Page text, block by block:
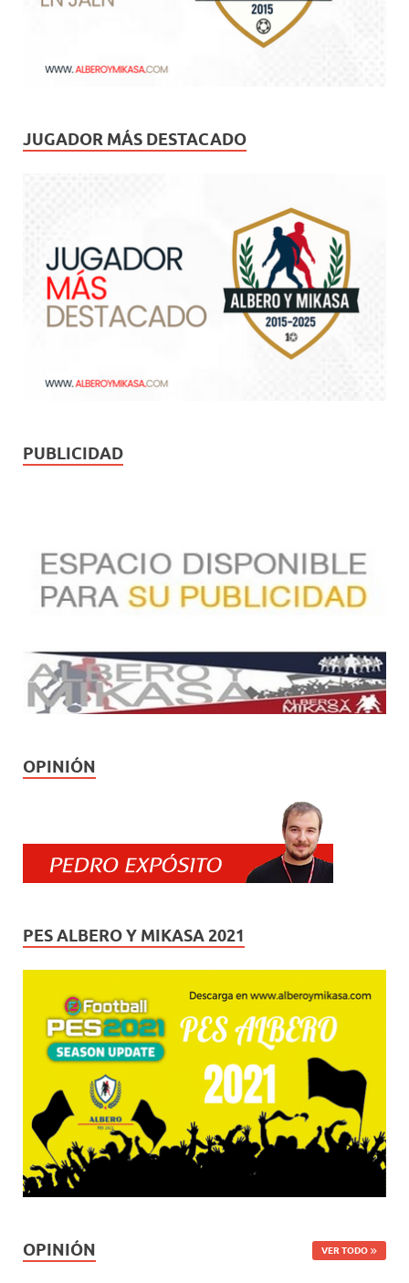
JUGADOR MÁS DESTACADO
PUBLICIDAD
OPINIÓN
PES ALBERO Y MIKASA 2021
OPINIÓN VER TODO